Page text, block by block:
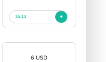
$5.13
6 USD